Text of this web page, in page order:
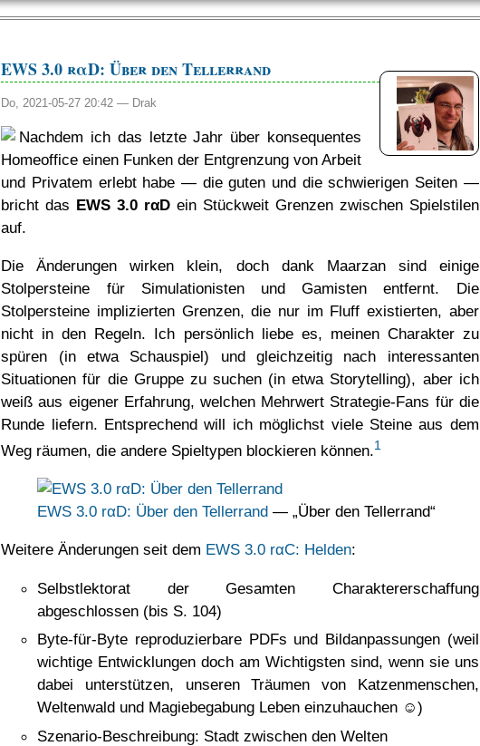
EWS 3.0 rαD: Über den Tellerrand
Do, 2021-05-27 20:42 — Drak
Nachdem ich das letzte Jahr über konsequentes
Homeoffice einen Funken der Entgrenzung von Arbeit
und Privatem erlebt habe — die guten und die schwierigen Seiten —
bricht das EWS 3.0 rαD ein Stückweit Grenzen zwischen Spielstilen
auf.
Die Änderungen wirken klein, doch dank Maarzan sind einige
Stolpersteine für Simulationisten und Gamisten entfernt. Die
Stolpersteine implizierten Grenzen, die nur im Fluff existierten, aber
nicht in den Regeln. Ich persönlich liebe es, meinen Charakter zu
spüren (in etwa Schauspiel) und gleichzeitig nach interessanten
Situationen für die Gruppe zu suchen (in etwa Storytelling), aber ich
weiß aus eigener Erfahrung, welchen Mehrwert Strategie-Fans für die
Runde liefern. Entsprechend will ich möglichst viele Steine aus dem
Weg räumen, die andere Spieltypen blockieren können.1
EWS 3.0 rαD: Über den Tellerrand — „Über den Tellerrand“
Weitere Änderungen seit dem EWS 3.0 rαC: Helden:
Selbstlektorat der Gesamten Charaktererschaffung
abgeschlossen (bis S. 104)
Byte-für-Byte reproduzierbare PDFs und Bildanpassungen (weil
wichtige Entwicklungen doch am Wichtigsten sind, wenn sie uns
dabei unterstützen, unseren Träumen von Katzenmenschen,
Weltenwald und Magiebegabung Leben einzuhauchen ☺)
Szenario-Beschreibung: Stadt zwischen den Welten